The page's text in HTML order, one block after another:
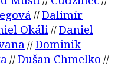
//Dalimír
Okáli//Daniel
//Dominik
//Dušan Chmelko //